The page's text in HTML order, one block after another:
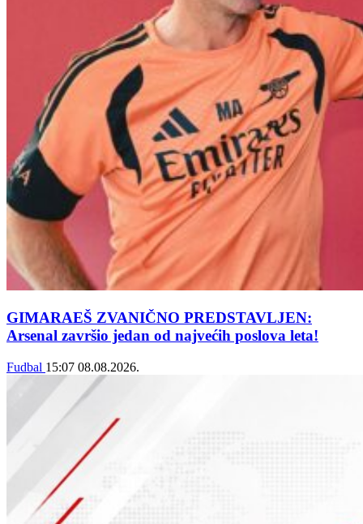
GIMARAEŠ ZVANIČNO PREDSTAVLJEN:
Arsenal završio jedan od najvećih poslova leta!
Fudbal 15:07 08.08.2026.